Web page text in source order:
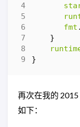
fmt .
}
}
再次在我的
如下：